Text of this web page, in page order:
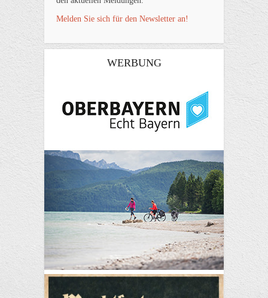
Melden Sie sich für den Newsletter an!
WERBUNG